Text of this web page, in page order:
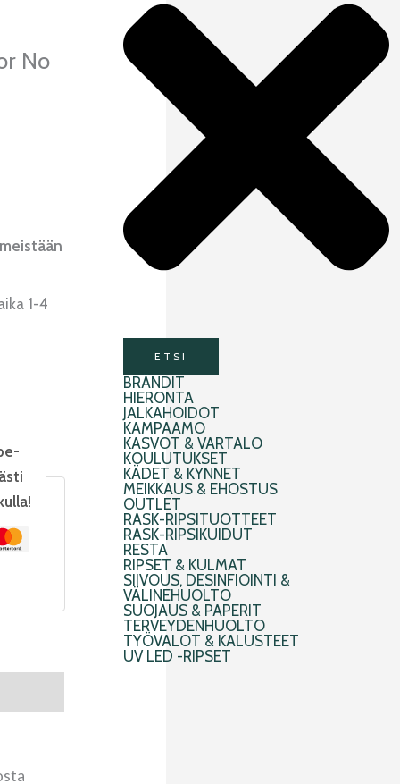
No
1-4
ETSI
BRÄNDIT
HIERONTA
JALKAHOIDOT
KAMPAAMO
KASVOT & VARTALO
KOULUTUKSET
KÄDET & KYNNET
MEIKKAUS & EHOSTUS
OUTLET
RASK-RIPSITUOTTEET
RASK-RIPSIKUIDUT
RESTA
RIPSET & KULMAT
SIIVOUS, DESINFIOINTI &
VÄLINEHUOLTO
SUOJAUS & PAPERIT
TERVEYDENHUOLTO
TYÖVALOT & KALUSTEET
UV LED -RIPSET